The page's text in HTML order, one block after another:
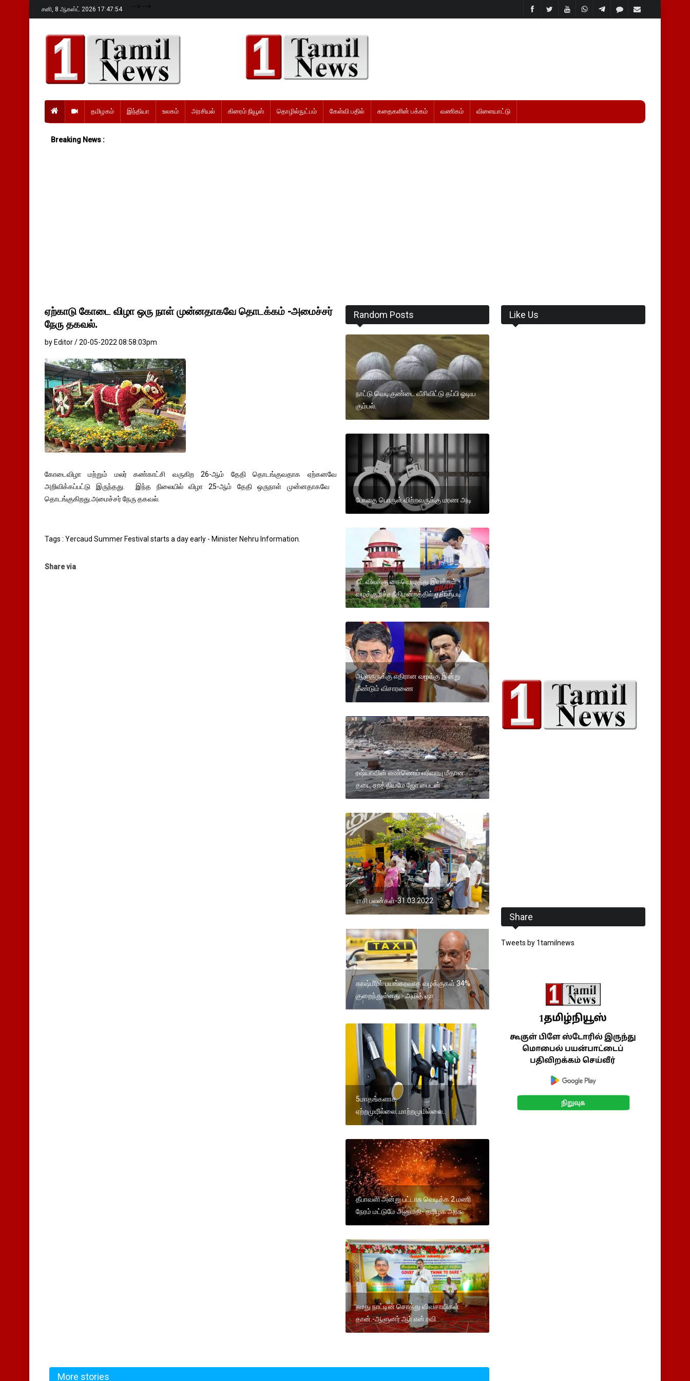
சனி, 8 ஆகஸ்ட் 2026 17:47:55 --> -->
தமிழகம் இந்தியா உலகம் அரசியல் கிரைம் நியூஸ் தொழில்நுட்பம் கேள்வி பதில் கதைகளின் பக்கம் வணிகம் விளையாட்டு
Breaking News :
ஏற்காடு கோடை விழா ஒரு நாள் முன்னதாகவே தொடக்கம் -அமைச்சர்
நேரு தகவல்.
by Editor / 20-05-2022 08:58:03pm
கோடைவிழா மற்றும் மலர் கண்காட்சி வருகிற 26-ஆம் தேதி தொடங்குவதாக ஏற்கனவே
அறிவிக்கப்பட்டு இருந்தது. இந்த நிலையில் விழா 25-ஆம் தேதி ஒருநாள் முன்னதாகவே
தொடங்குகிறது.அமைச்சர் நேரு தகவல்.
Tags : Yercaud Summer Festival starts a day early - Minister Nehru Information.
Share via
Random Posts
நாட்டு வெடிகுண்டை வீசிவிட்டு தப்பி ஓடிய
கும்பல்.
போதை பொருள் விற்றவருக்கு மரண அடி
நீட் விலக்கு கையெழுத்து இயக்கம்.-
வழக்கு உச்சநீதிமன்றத்தில் தள்ளுபடி
ஆளுநருக்கு எதிரான வழக்கு இன்று
மீண்டும் விசாரணை
ரஷ்யாவின் எண்ணெய் எரிவாயு மீதான
தடை சாத்தியமே ஜோ பைடன்
ராசி பலன்கள்-31.03.2022
காஷ்மீரில் பயங்கரவாத வழக்குகள் 34%
குறைந்துள்ளது - அமித் ஷா
5மாதங்களாக
ஏற்றமுமில்லை..மாற்றமுமில்லை..
தீபாவளி அன்று பட்டாசு வெடிக்க 2 மணி
நேரம் மட்டுமே அனுமதி- தமிழக அரசு.
நமது நாட்டின் சொத்து விவசாயிகள்
தான்.-ஆளுனர் ஆா்.என்.ரவி
More stories
Like Us
Share
Tweets by 1tamilnews